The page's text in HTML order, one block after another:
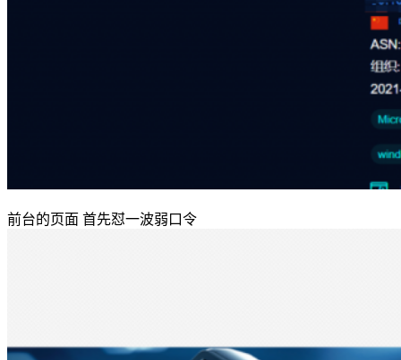
前台的页面 首先怼一波弱口令